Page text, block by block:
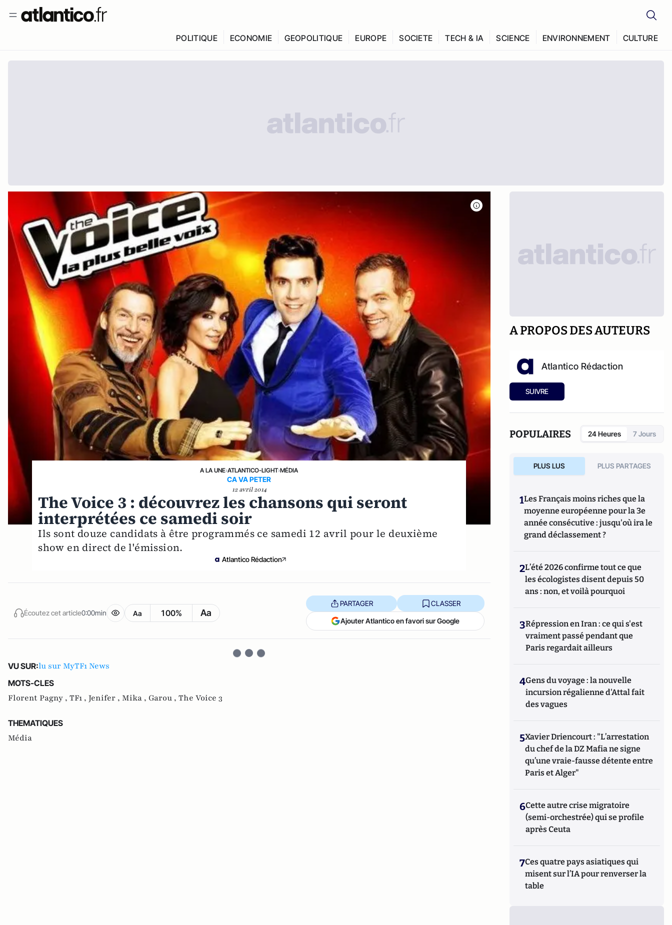
POLITIQUE ECONOMIE GEOPOLITIQUE EUROPE SOCIETE TECH & IA SCIENCE ENVIRONNEMENT CULTURE
A LA UNE›ATLANTICO-LIGHT›MÉDIA
CA VA PETER
12 avril 2014
The Voice 3 : découvrez les chansons qui seront
interprétées ce samedi soir
Ils sont douze candidats à être programmés ce samedi 12 avril pour le deuxième
show en direct de l'émission.
Atlantico Rédaction
Écoutez cet article0:00min Aa 100% Aa
PARTAGER CLASSER
Ajouter Atlantico en favori sur Google
VU SUR:lu sur MyTF1 News
MOTS-CLES
Florent Pagny , TF1 , Jenifer , Mika , Garou , The Voice 3
THEMATIQUES
Média
A PROPOS DES AUTEURS
Atlantico Rédaction
SUIVRE
POPULAIRES 24 Heures 7 Jours
PLUS LUS PLUS PARTAGES
1Les Français moins riches que la
moyenne européenne pour la 3e
année consécutive : jusqu'où ira le
grand déclassement ?
2L’été 2026 confirme tout ce que
les écologistes disent depuis 50
ans : non, et voilà pourquoi
3Répression en Iran : ce qui s'est
vraiment passé pendant que
Paris regardait ailleurs
4Gens du voyage : la nouvelle
incursion régalienne d'Attal fait
des vagues
5Xavier Driencourt : "L’arrestation
du chef de la DZ Mafia ne signe
qu’une vraie-fausse détente entre
Paris et Alger"
6Cette autre crise migratoire
(semi-orchestrée) qui se profile
après Ceuta
7Ces quatre pays asiatiques qui
misent sur l’IA pour renverser la
table